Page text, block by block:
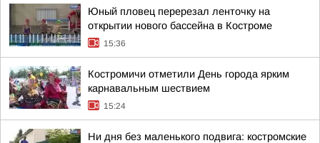
Юный пловец перерезал ленточку на
открытии нового бассейна в Костроме
15:36
Костромичи отметили День города ярким
карнавальным шествием
15:24
Ни дня без маленького подвига: костромские